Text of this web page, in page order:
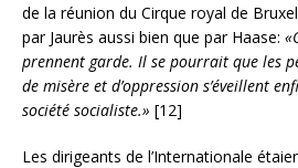
de la réunion du Cirque royal de
par Jaurès aussi bien que par Haase:
prennent garde. Il se pourrait que les
de misère et d’oppression s’éveillent
société socialiste.» [12]
Les dirigeants de l’Internationale